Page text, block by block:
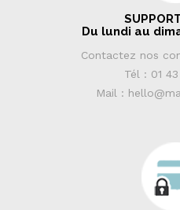
Du lundi au
Contactez nos
Tél : 01
Mail :